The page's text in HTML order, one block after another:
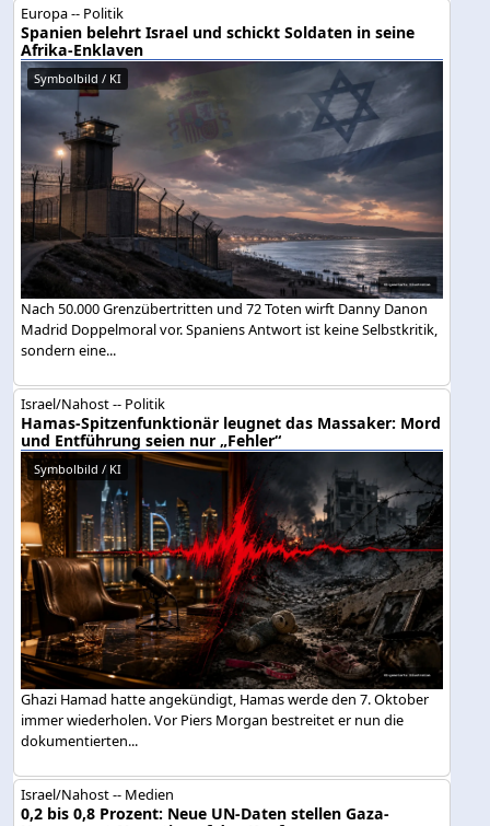
Europa -- Politik
Spanien belehrt Israel und schickt Soldaten in seine
Afrika-Enklaven
Symbolbild / KI
Nach 50.000 Grenzübertritten und 72 Toten wirft Danny Danon
Madrid Doppelmoral vor. Spaniens Antwort ist keine Selbstkritik,
sondern eine...
Israel/Nahost -- Politik
Hamas-Spitzenfunktionär leugnet das Massaker: Mord
und Entführung seien nur „Fehler“
Symbolbild / KI
Ghazi Hamad hatte angekündigt, Hamas werde den 7. Oktober
immer wiederholen. Vor Piers Morgan bestreitet er nun die
dokumentierten...
Israel/Nahost -- Medien
0,2 bis 0,8 Prozent: Neue UN-Daten stellen Gaza-